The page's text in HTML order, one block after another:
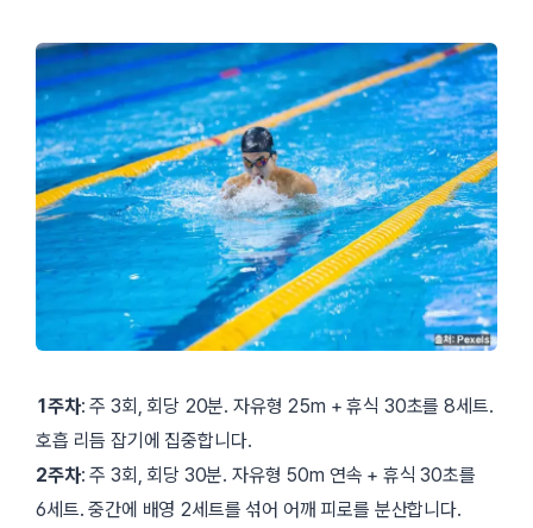
1주차: 주 3회, 회당 20분. 자유형 25m + 휴식 30초를 8세트.
호흡 리듬 잡기에 집중합니다.
2주차: 주 3회, 회당 30분. 자유형 50m 연속 + 휴식 30초를
6세트. 중간에 배영 2세트를 섞어 어깨 피로를 분산합니다.